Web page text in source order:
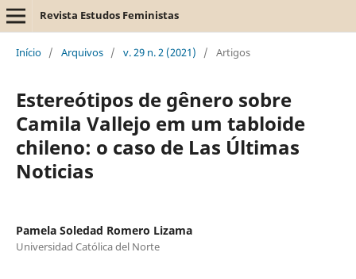
Revista Estudos Feministas
Início / Arquivos / v. 29 n. 2 (2021) / Artigos
Estereótipos de gênero sobre
Camila Vallejo em um tabloide
chileno: o caso de Las Últimas
Noticias
Pamela Soledad Romero Lizama
Universidad Católica del Norte